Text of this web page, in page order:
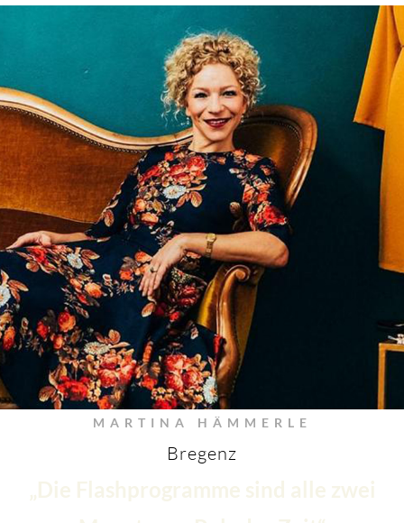
MARTINA HÄMMERLE
Bregenz
„Die Flashprogramme sind alle zwei